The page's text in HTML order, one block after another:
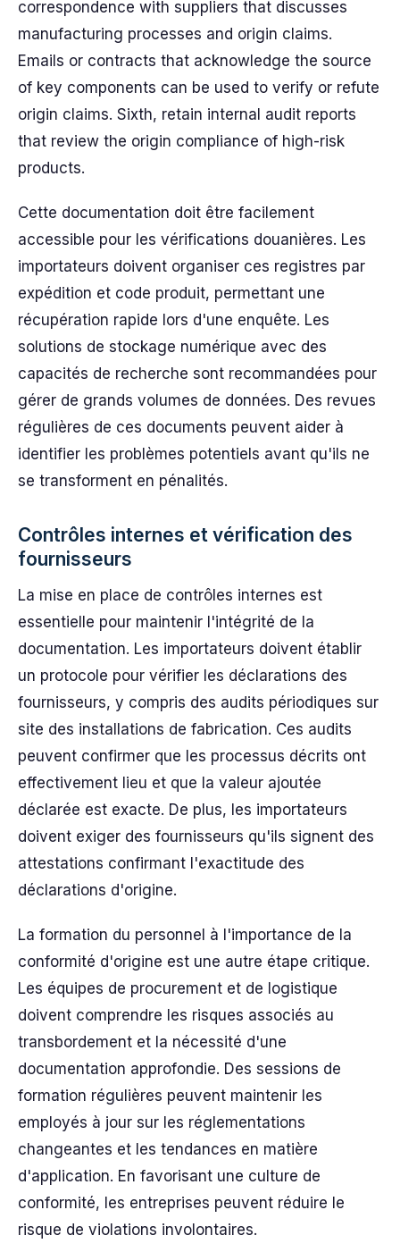
correspondence with suppliers that discusses
manufacturing processes and origin claims.
Emails or contracts that acknowledge the source
of key components can be used to verify or refute
origin claims. Sixth, retain internal audit reports
that review the origin compliance of high-risk
products.
Cette documentation doit être facilement
accessible pour les vérifications douanières. Les
importateurs doivent organiser ces registres par
expédition et code produit, permettant une
récupération rapide lors d'une enquête. Les
solutions de stockage numérique avec des
capacités de recherche sont recommandées pour
gérer de grands volumes de données. Des revues
régulières de ces documents peuvent aider à
identifier les problèmes potentiels avant qu'ils ne
se transforment en pénalités.
Contrôles internes et vérification des
fournisseurs
La mise en place de contrôles internes est
essentielle pour maintenir l'intégrité de la
documentation. Les importateurs doivent établir
un protocole pour vérifier les déclarations des
fournisseurs, y compris des audits périodiques sur
site des installations de fabrication. Ces audits
peuvent confirmer que les processus décrits ont
effectivement lieu et que la valeur ajoutée
déclarée est exacte. De plus, les importateurs
doivent exiger des fournisseurs qu'ils signent des
attestations confirmant l'exactitude des
déclarations d'origine.
La formation du personnel à l'importance de la
conformité d'origine est une autre étape critique.
Les équipes de procurement et de logistique
doivent comprendre les risques associés au
transbordement et la nécessité d'une
documentation approfondie. Des sessions de
formation régulières peuvent maintenir les
employés à jour sur les réglementations
changeantes et les tendances en matière
d'application. En favorisant une culture de
conformité, les entreprises peuvent réduire le
risque de violations involontaires.